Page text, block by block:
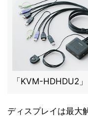
「KVM-HDHDU2」
ディスプレイは最大